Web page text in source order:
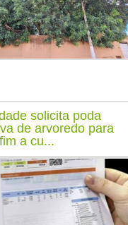
solicita poda
de arvoredo para
a cu...